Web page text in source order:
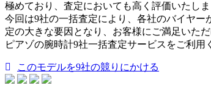
極めており、査定においても高く評価いたしま
今回は9社の一括査定により、各社のバイヤ
定の大きな要因となり、お客様にご満足いた
ピアゾの腕時計9社一括査定サービスをご利用
このモデルを9社の競りにかける